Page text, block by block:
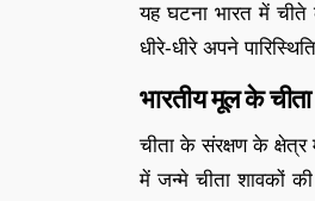
यह घटना भारत में चीते
धीरे-धीरे अपने
भारतीय मूल के
चीता के संरक्षण के
में जन्मे चीता शावकों